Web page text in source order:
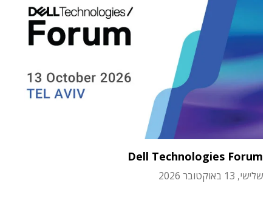
Dell Technologies Forum
שלישי, 13 באוקטובר 2026